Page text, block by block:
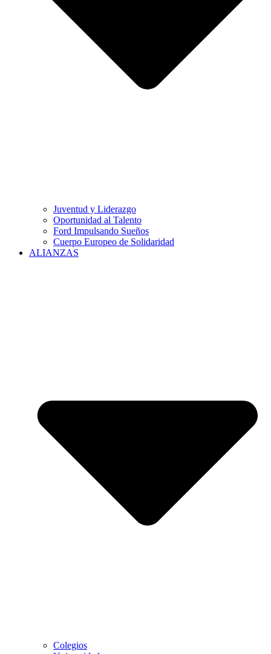
Juventud y Liderazgo
Oportunidad al Talento
Ford Impulsando Sueños
Cuerpo Europeo de Solidaridad
ALIANZAS
Colegios